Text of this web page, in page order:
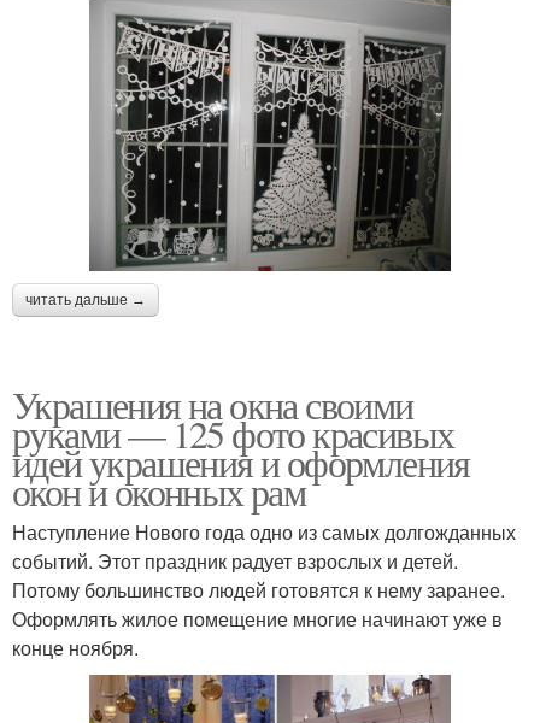
читать дальше →
Украшения на окна своими
руками — 125 фото красивых
идей украшения и оформления
окон и оконных рам
Наступление Нового года одно из самых долгожданных
событий. Этот праздник радует взрослых и детей.
Потому большинство людей готовятся к нему заранее.
Оформлять жилое помещение многие начинают уже в
конце ноября.